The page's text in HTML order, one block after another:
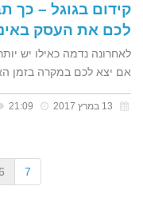
קידום בגוגל – כך
לכם את העסק
לאחרונה נדמה כאילו יש
אם יצא לכם במקרה בזמן
7